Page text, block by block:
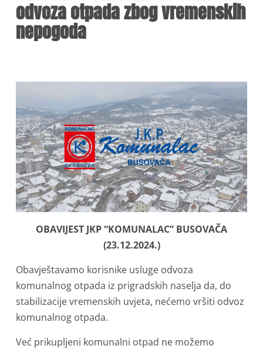
odvoza otpada zbog vremenskih
nepogoda
OBAVIJEST JKP “KOMUNALAC” BUSOVAČA
(23.12.2024.)
Obavještavamo korisnike usluge odvoza
komunalnog otpada iz prigradskih naselja da, do
stabilizacije vremenskih uvjeta, nećemo vršiti odvoz
komunalnog otpada.
Već prikupljeni komunalni otpad ne možemo